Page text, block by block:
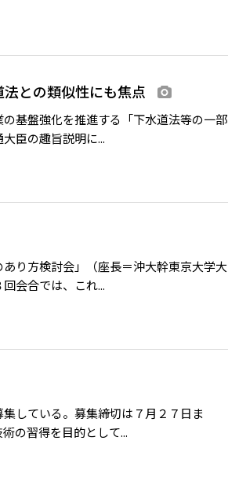
との類似性にも焦点
基盤強化を推進する「下水道法等の一部
臣の趣旨説明に...
り方検討会」（座長＝沖大幹東京大学大
会合では、これ...
している。募集締切は７月２７日ま
の習得を目的として...